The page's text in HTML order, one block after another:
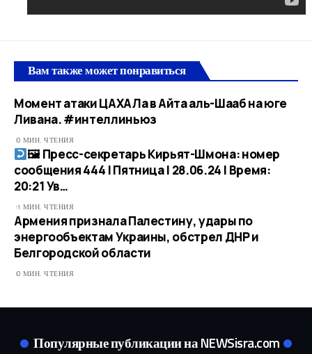
Вам также может понравиться
Момент атаки ЦАХАЛа в Айта аль-Шааб на юге
Ливана. #интеллиньюз
0 МИН. ЧТЕНИЯ
🖼 Пресс-секретарь Кирьят-Шмона: номер
сообщения 444 | Пятница | 28.06.24 | Время:
20:21 Ув…​
1 МИН. ЧТЕНИЯ
Армения признала Палестину, удары по
энергообъектам Украины, обстрел ДНР и
Белгородской области
0 МИН. ЧТЕНИЯ
Популярные публикации на NEWSisra.com